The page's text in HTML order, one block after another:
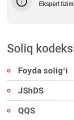
Ekspert
Soliq
Foyda soligʻi
JShDS
QQS